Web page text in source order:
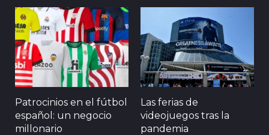
Patrocinios en el fútbol
español: un negocio
millonario
Las ferias de
videojuegos tras la
pandemia